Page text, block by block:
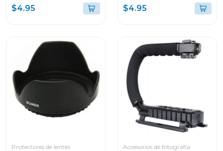
$4.95 $4.95
Protectores de lentes Accesorios de fotografía